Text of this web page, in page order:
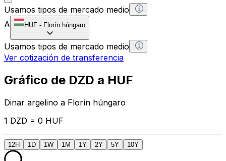
Usamos tipos de mercado medio
A
HUF - Florín húngaro
Usamos tipos de mercado medio
Ver cotización de transferencia
Gráfico de DZD a HUF
Dinar argelino a Florín húngaro
1 DZD = 0 HUF
12H 1D 1W 1M 1Y 2Y 5Y 10Y